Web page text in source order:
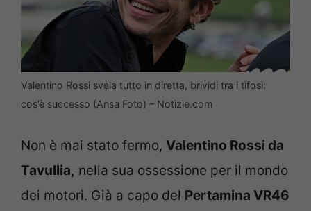
Valentino Rossi svela tutto in diretta, brividi tra i tifosi:
cos’è successo (Ansa Foto) – Notizie.com
Non è mai stato fermo, Valentino Rossi da
Tavullia, nella sua ossessione per il mondo
dei motori. Già a capo del Pertamina VR46